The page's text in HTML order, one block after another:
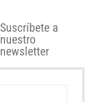
Suscríbete a
nuestro
newsletter